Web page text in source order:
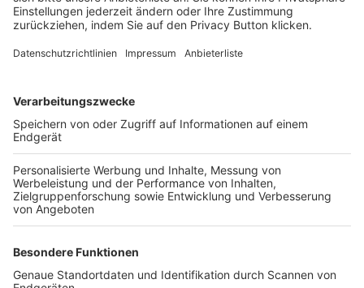
FOLGE DEM BFV
TOP-VEREINE
TOP-PARTNER